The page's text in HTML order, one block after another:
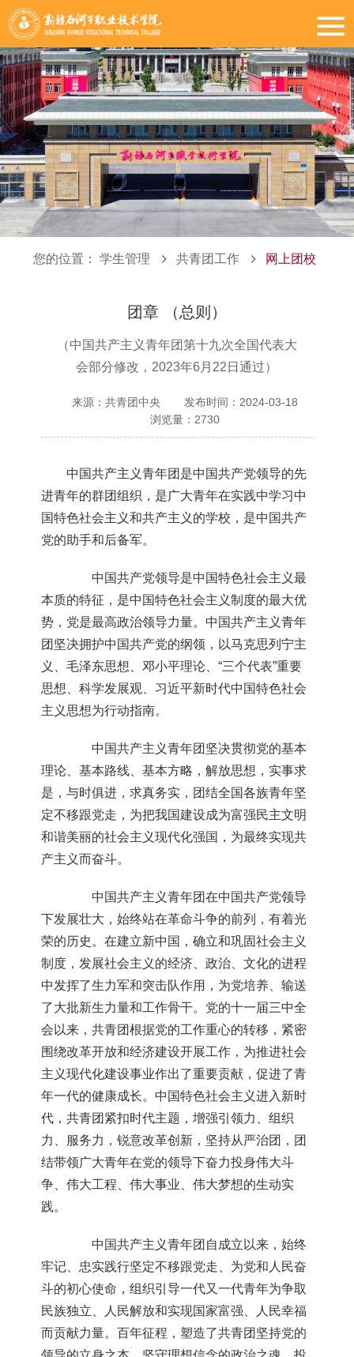
您的位置： 学生管理 共青团工作 网上团校
团章 （总则）
（中国共产主义青年团第十九次全国代表大
会部分修改，2023年6月22日通过）
来源：共青团中央
发布时间：2024-03-18
浏览量： 2730
中国共产主义青年团是中国共产党领导的先
进青年的群团组织，是广大青年在实践中学习中
国特色社会主义和共产主义的学校，是中国共产
党的助手和后备军。
中国共产党领导是中国特色社会主义最
本质的特征，是中国特色社会主义制度的最大优
势，党是最高政治领导力量。中国共产主义青年
团坚决拥护中国共产党的纲领，以马克思列宁主
义、毛泽东思想、邓小平理论、“三个代表”重要
思想、科学发展观、习近平新时代中国特色社会
主义思想为行动指南。
中国共产主义青年团坚决贯彻党的基本
理论、基本路线、基本方略，解放思想，实事求
是，与时俱进，求真务实，团结全国各族青年坚
定不移跟党走，为把我国建设成为富强民主文明
和谐美丽的社会主义现代化强国，为最终实现共
产主义而奋斗。
中国共产主义青年团在中国共产党领导
下发展壮大，始终站在革命斗争的前列，有着光
荣的历史。在建立新中国，确立和巩固社会主义
制度，发展社会主义的经济、政治、文化的进程
中发挥了生力军和突击队作用，为党培养、输送
了大批新生力量和工作骨干。党的十一届三中全
会以来，共青团根据党的工作重心的转移，紧密
围绕改革开放和经济建设开展工作，为推进社会
主义现代化建设事业作出了重要贡献，促进了青
年一代的健康成长。中国特色社会主义进入新时
代，共青团紧扣时代主题，增强引领力、组织
力、服务力，锐意改革创新，坚持从严治团，团
结带领广大青年在党的领导下奋力投身伟大斗
争、伟大工程、伟大事业、伟大梦想的生动实
践。
中国共产主义青年团自成立以来，始终
牢记、忠实践行坚定不移跟党走、为党和人民奋
斗的初心使命，组织引导一代又一代青年为争取
民族独立、人民解放和实现国家富强、人民幸福
而贡献力量。百年征程，塑造了共青团坚持党的